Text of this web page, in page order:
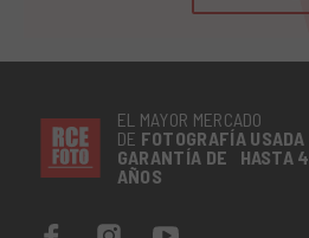
EL MAYOR MERCADO
DE FOTOGRAFÍA USADA
GARANTÍA DE HASTA 4
AÑOS